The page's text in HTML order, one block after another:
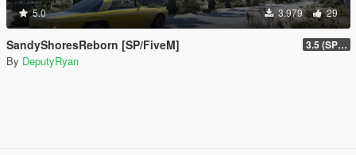
5.0 3.979 29
SandyShoresReborn [SP/FiveM] 3.5 (SP/FiveM)
By DeputyRyan